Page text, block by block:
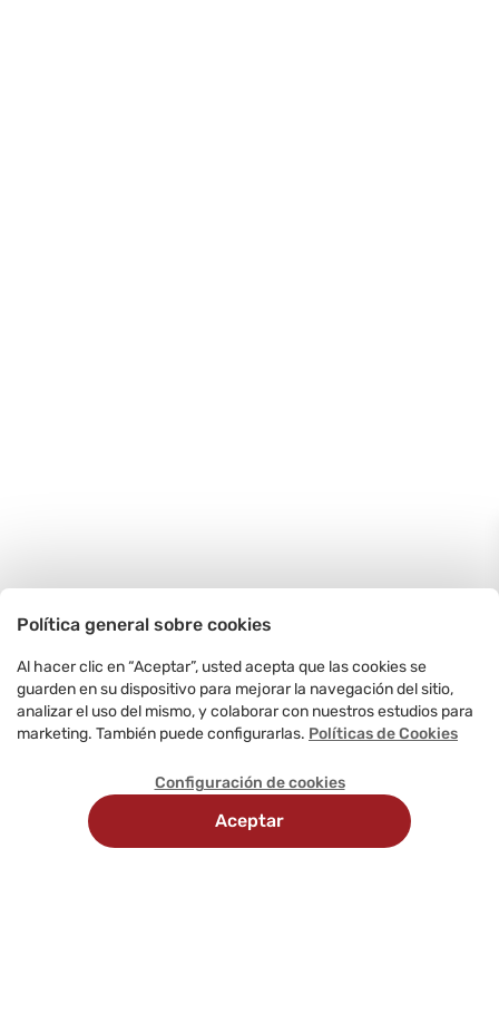
Política general sobre cookies
Al hacer clic en “Aceptar”, usted acepta que las cookies se
guarden en su dispositivo para mejorar la navegación del sitio,
analizar el uso del mismo, y colaborar con nuestros estudios para
marketing. También puede configurarlas. Políticas de Cookies
Configuración de cookies
Aceptar